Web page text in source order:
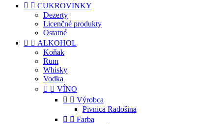
  CUKROVINKY
Dezerty
Licenčné produkty
Ostatné
  ALKOHOL
Koňak
Rum
Whisky
Vodka
  VÍNO
  Výrobca
Pivnica Radošina
  Farba